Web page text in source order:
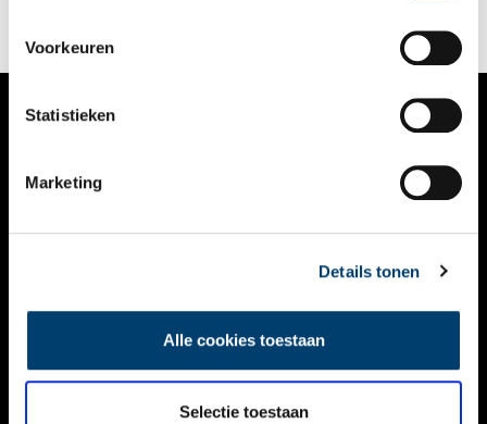
Voorkeuren
Statistieken
Marketing
Details tonen
Alle cookies toestaan
Selectie toestaan
NIEUWS
KALENDER
ACTIVITEITEN